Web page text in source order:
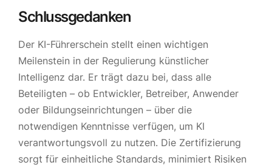
Schlussgedanken
Der KI-Führerschein stellt einen wichtigen
Meilenstein in der Regulierung künstlicher
Intelligenz dar. Er trägt dazu bei, dass alle
Beteiligten – ob Entwickler, Betreiber, Anwender
oder Bildungseinrichtungen – über die
notwendigen Kenntnisse verfügen, um KI
verantwortungsvoll zu nutzen. Die Zertifizierung
sorgt für einheitliche Standards, minimiert Risiken